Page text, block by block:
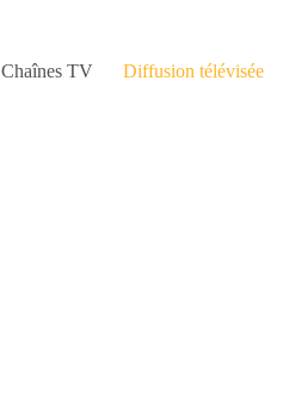
Chaînes TV Diffusion télévisée